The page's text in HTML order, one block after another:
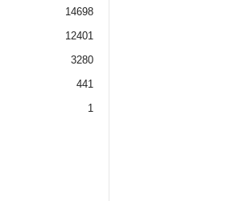
14698
12401
3280
441
1